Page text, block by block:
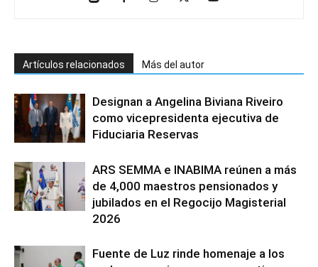
Artículos relacionados Más del autor
Designan a Angelina Biviana Riveiro
como vicepresidenta ejecutiva de
Fiduciaria Reservas
ARS SEMMA e INABIMA reúnen a más
de 4,000 maestros pensionados y
jubilados en el Regocijo Magisterial
2026
Fuente de Luz rinde homenaje a los